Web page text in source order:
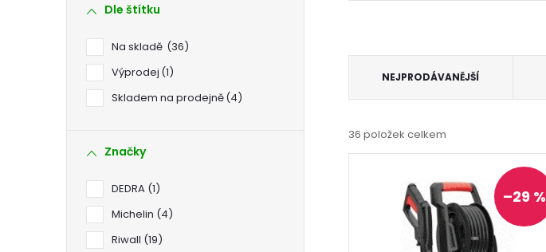
Dle štítku
Na skladě
36
Výprodej 1
Skladem na prodejně 4
Značky
DEDRA 1
Michelin 4
Riwall 19
a
z
NEJPRODÁVANĚJŠÍ
36 položek celkem
–29 %